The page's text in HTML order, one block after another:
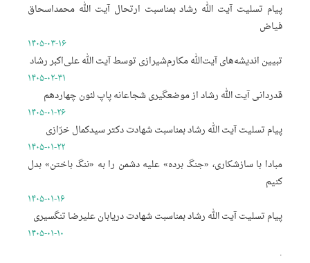
پیام تسلیت آیت الله رشاد بمناسبت ارتحال آیت الله محمداسحاق
فیاض
۱۴۰۵-۰۳-۱۶
تبیین اندیشه‌های آیت‌الله مکارم‌شیرازی توسط آیت الله علی‌اکبر رشاد
۱۴۰۵-۰۲-۳۱
قدردانی آیت الله رشاد از موضعگیری شجاعانه پاپ لئون چهاردهم
۱۴۰۵-۰۱-۲۶
پیام تسلیت آیت الله رشاد بمناسبت شهادت دکتر سیدکمال خرّازی
۱۴۰۵-۰۱-۲۲
مبادا با سازشکاری، «جنگ برده» علیه دشمن را به «ننگ باختن» بدل
کنیم
۱۴۰۵-۰۱-۱۶
پیام تسلیت آیت الله رشاد بمناسبت شهادت دریابان علیرضا تنگسیری
۱۴۰۵-۰۱-۱۰
.